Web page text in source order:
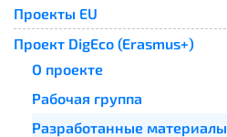
Проекты EU
Проект DigEco (Erasmus+)
О проекте
Рабочая группа
Разработанные материалы